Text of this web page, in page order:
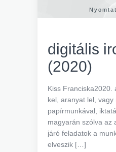
digitális
(2020)
Kiss Franciska2020.
kel, aranyat lel, vagy
papírmunkával,
magyarán szólva az
járó feladatok a
elveszik […]